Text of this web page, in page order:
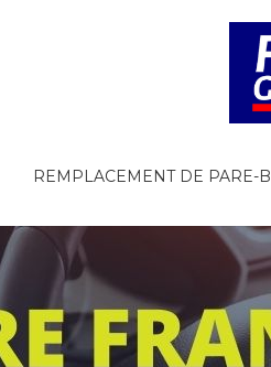
REMPLACEMENT DE PARE-